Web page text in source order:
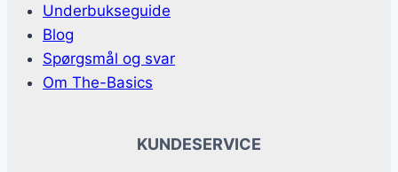
Underbukseguide
Blog
Spørgsmål og svar
Om The-Basics
KUNDESERVICE